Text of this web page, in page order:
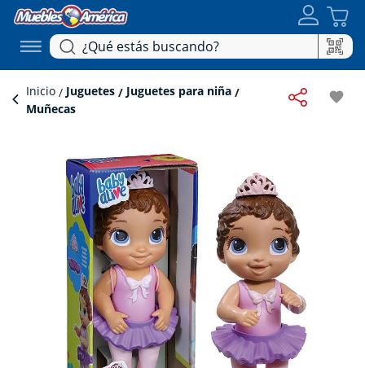
Inicio Juguetes Juguetes para niña
Muñecas
favorite